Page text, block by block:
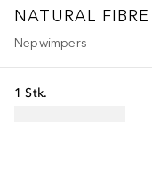
NATURAL
Nepwimpers
1 Stk.